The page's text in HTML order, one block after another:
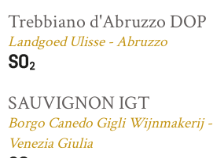
Trebbiano d'Abruzzo DOP
Landgoed Ulisse - Abruzzo
SAUVIGNON IGT
Borgo Canedo Gigli Wijnmakerij -
Venezia Giulia